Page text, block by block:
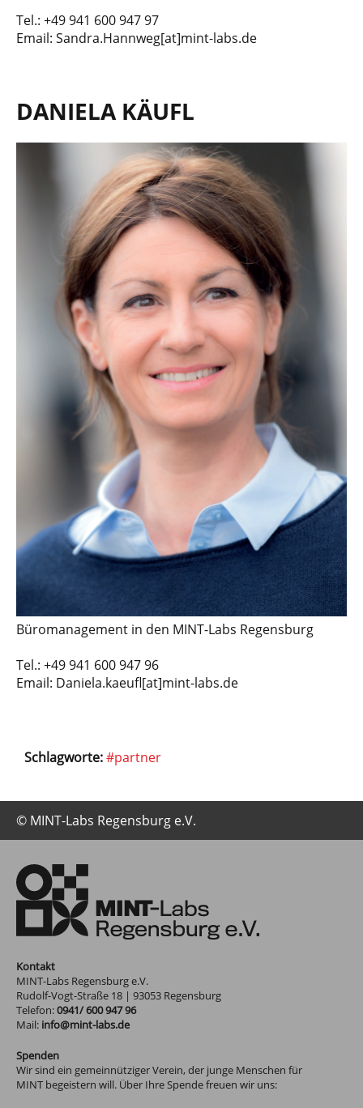
Tel.: +49 941 600 947 97
Email: Sandra.Hannweg[at]mint-labs.de
DANIELA KÄUFL
Büromanagement in den MINT-Labs Regensburg
Tel.: +49 941 600 947 96
Email: Daniela.kaeufl[at]mint-labs.de
Schlagworte:#partner
© MINT-Labs Regensburg e.V.
Kontakt
MINT-Labs Regensburg e.V.
Rudolf-Vogt-Straße 18 | 93053 Regensburg
Telefon:0941/ 600 947 96
Mail: info@mint-labs.de
Spenden
Wir sind ein gemeinnütziger Verein, der junge Menschen für
MINT begeistern will. Über Ihre Spende freuen wir uns: